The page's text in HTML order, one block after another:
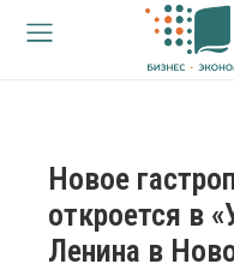
Новое
откроется в
Ленина в